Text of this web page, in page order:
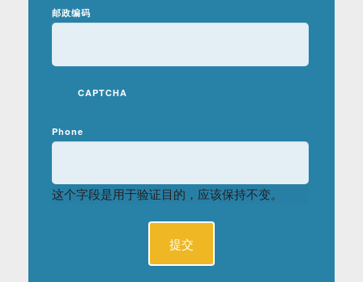
邮政编码
CAPTCHA
Phone
这个字段是用于验证目的，应该保持不变。